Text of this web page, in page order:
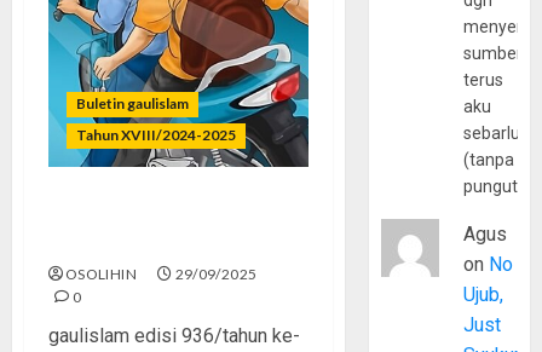
Buletin gaulislam
Tahun XVIII/2024-2025
OSOLIHIN
29/09/2025
0
gaulislam edisi 936/tahun ke-
sumber
terus
aku
(tanpa
Agus
on No
Ujub,
Just